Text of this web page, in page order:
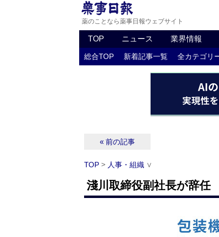
薬のことなら薬事日報ウェブサイト
TOP ニュース 業界情報
総合TOP 新着記事一覧 全カテゴリ
« 前の記事
TOP > 人事・組織 ∨
淺川取締役副社長が辞